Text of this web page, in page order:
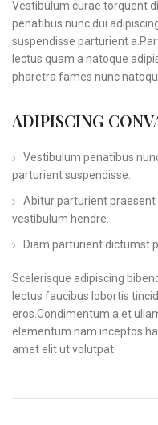
Vestibulum curae torquent
penatibus nunc dui
suspendisse parturient
lectus quam a natoque
pharetra fames nunc
ADIPISCING
Vestibulum penatibus
parturient suspendisse.
Abitur parturient praesent
vestibulum hendre.
Diam parturient dictumst
Scelerisque adipiscing
lectus faucibus lobortis
eros.Condimentum a et
elementum nam inceptos
amet elit ut volutpat.